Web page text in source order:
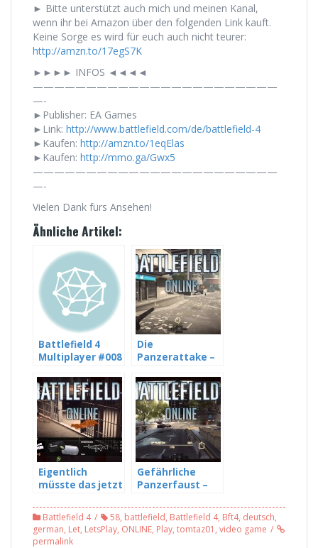
► Bitte unterstützt auch mich und meinen Kanal,
wenn ihr bei Amazon über den folgenden Link kauft.
Keine Sorge es wird für euch auch nicht teurer:
http://amzn.to/17egS7K
►►►► INFOS ◄◄◄◄
———————————————————————
—-
►Publisher: EA Games
►Link: http://www.battlefield.com/de/battlefield-4
►Kaufen: http://amzn.to/1eqElas
►Kaufen: http://mmo.ga/Gwx5
———————————————————————
—-
Vielen Dank fürs Ansehen!
Ähnliche Artikel:
Battlefield 4
Multiplayer #008
man den hier
Chatten – mit
Freddy LP und
DJNLetsPlays
Die
Panzerattake –
#038
Eigentlich
müsste das jetzt
Battlefield 4 MP
#041
Gefährliche
Panzerfaust –
#042
Battlefield 4 58, battlefield, Battlefield 4, Bft4, deutsch,
german, Let, LetsPlay, ONLINE, Play, tomtaz01 , video game
permalink